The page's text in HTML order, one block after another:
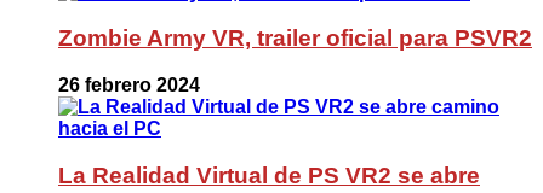
Zombie Army VR, trailer oficial para PSVR2
26 febrero 2024
La Realidad Virtual de PS VR2 se abre